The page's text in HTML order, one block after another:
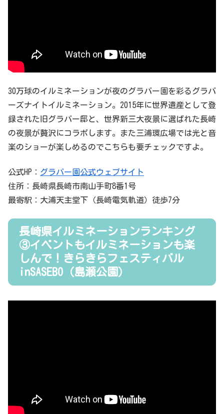
30万球のイルミネーションが夜のグラバー園を彩るグラバ
ーズナイトイルミネーション。2015年に世界遺産として登
録された旧グラバー邸と、世界新三大夜景に選ばれた長崎
の夜景が贅沢にコラボします。また三浦環広場では光と音
楽のショーが楽しめるのでこちらも要チェックですよ。
公式HP： グラバー園公式ウェブサイト
住所：長崎県長崎市南山手町8番1号
最寄駅：大浦天主堂下（長崎電気軌道）徒歩7分
長崎県イルミネーションランキング
③イベントもイルミネーションも楽
しんで！きらきらフェスティバル
inSASEBO（島瀬公園）